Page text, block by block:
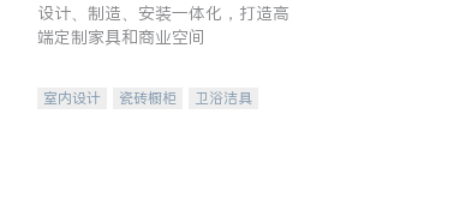
设计、制造、安装一体化，打造高
端定制家具和商业空间
室内设计 瓷砖橱柜
卫浴洁具